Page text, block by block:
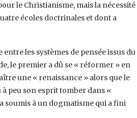
le Christianisme, mais la nécessité
écoles doctrinales et dont a
entre les ‎systèmes de pensée issus du
le premier a dû se « réformer » en
une « renaissance » alors que le
peu son esprit tomber ‎dans «
soumis ‎à un dogmatisme qui a fini